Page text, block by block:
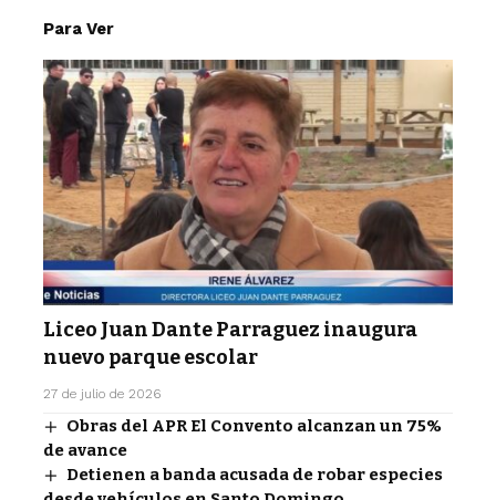
Para Ver
Liceo Juan Dante Parraguez inaugura
nuevo parque escolar
27 de julio de 2026
Obras del APR El Convento alcanzan un 75%
de avance
Detienen a banda acusada de robar especies